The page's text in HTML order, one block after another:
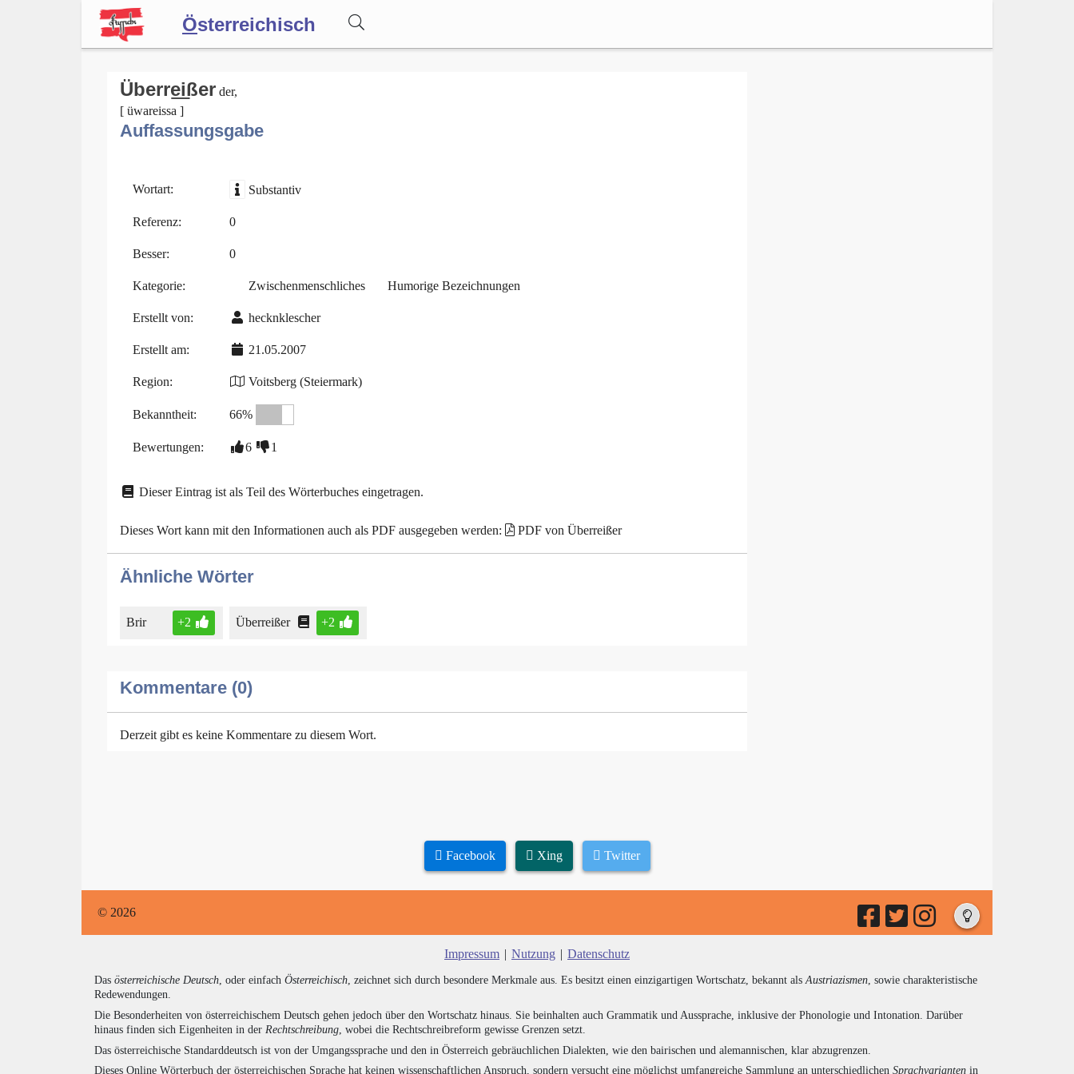
Österreichisch
Forum
Blog
Überre͟ißer der,
[ üwareissa ]
Auffassungsgabe
Wortart: Substantiv
Referenz: 0
Besser: 0
Kategorie: Zwischenmenschliches Humorige Bezeichnungen
Erstellt von: hecknklescher
Erstellt am: 21.05.2007
Region: Voitsberg (Steiermark)
Bekanntheit: 66%
Bewertungen: 6 1
Dieser Eintrag ist als Teil des Wörterbuches eingetragen.
Dieses Wort kann mit den Informationen auch als PDF ausgegeben werden: PDF von Überreißer
Ähnliche Wörter
Brir +2 Überreißer +2
Kommentare (0)
Derzeit gibt es keine Kommentare zu diesem Wort.
Facebook Xing Twitter
© 2026
Impressum | Nutzung | Datenschutz
Das österreichische Deutsch, oder einfach Österreichisch, zeichnet sich durch besondere Merkmale aus. Es besitzt einen einzigartigen Wortschatz, bekannt alsAustriazismen, sowie charakteristische
Redewendungen.
Die Besonderheiten von österreichischem Deutsch gehen jedoch über den Wortschatz hinaus. Sie beinhalten auch Grammatik und Aussprache, inklusive der Phonologie und Intonation. Darüber
hinaus finden sich Eigenheiten in der Rechtschreibung, wobei die Rechtschreibreform gewisse Grenzen setzt.
Das österreichische Standarddeutsch ist von der Umgangssprache und den in Österreich gebräuchlichen Dialekten, wie den bairischen und alemannischen, klar abzugrenzen.
Dieses Online Wörterbuch der österreichischen Sprache hat keinen wissenschaftlichen Anspruch, sondern versucht eine möglichst umfangreiche Sammlung an unterschiedlichen Sprachvarianten in